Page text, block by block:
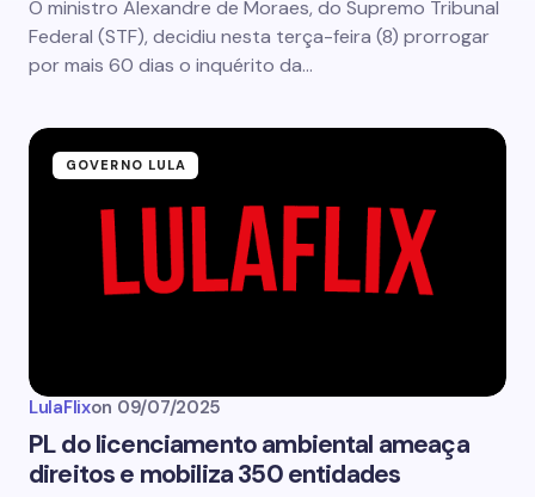
O ministro Alexandre de Moraes, do Supremo Tribunal
Federal (STF), decidiu nesta terça-feira (8) prorrogar
por mais 60 dias o inquérito da…
GOVERNO LULA
LulaFlixon 09/07/2025
PL do licenciamento ambiental ameaça
direitos e mobiliza 350 entidades